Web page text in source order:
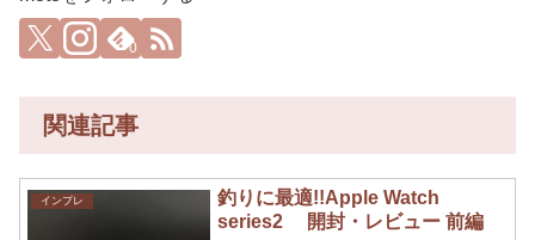
0
関連記事
インプレ
釣りに最適!!Apple Watch
series2 開封・レビュー 前編